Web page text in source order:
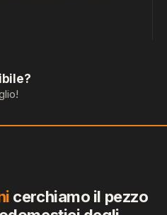
cerchiamo il pezzo